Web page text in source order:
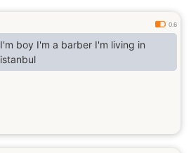
0.6
I'm boy I'm a barber I'm living in
istanbul